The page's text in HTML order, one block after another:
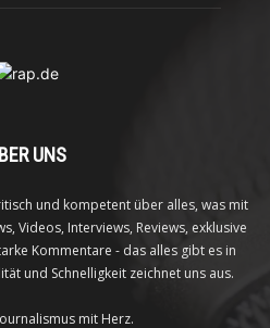
UNS
und kompetent über alles, was mit
Videos, Interviews, Reviews, exklusive
Kommentare - das alles gibt es in
und Schnelligkeit zeichnet uns aus.
mit Herz.